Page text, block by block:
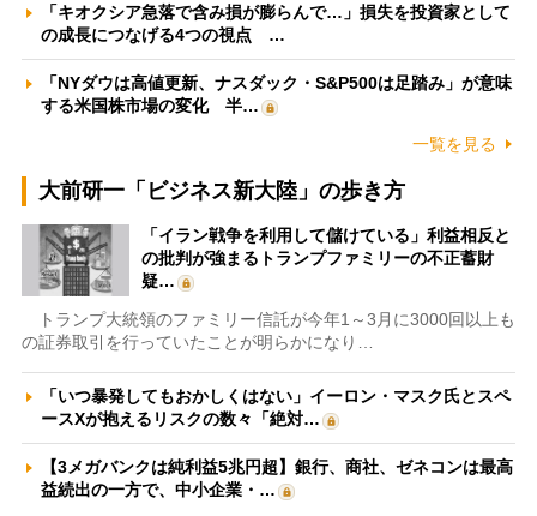
「キオクシア急落で含み損が膨らんで…」損失を投資家として
の成長につなげる4つの視点 …
「NYダウは高値更新、ナスダック・S&P500は足踏み」が意味
する米国株市場の変化 半…
一覧を見る
大前研一「ビジネス新大陸」の歩き方
「イラン戦争を利用して儲けている」利益相反と
の批判が強まるトランプファミリーの不正蓄財
疑…
トランプ大統領のファミリー信託が今年1～3月に3000回以上も
の証券取引を行っていたことが明らかになり…
「いつ暴発してもおかしくはない」イーロン・マスク氏とスペ
ースXが抱えるリスクの数々「絶対…
【3メガバンクは純利益5兆円超】銀行、商社、ゼネコンは最高
益続出の一方で、中小企業・…